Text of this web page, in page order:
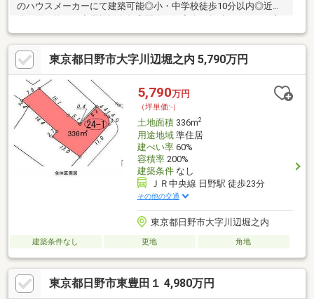
のハウスメーカーにて建築可能◎小・中学校徒歩10分以内◎近
は、まずは一度お気軽にお問い合わせ下さい♪信頼と実績！お問い
合わせは⇒【日野市専門店 株式会社ダブルオレンジ】TEL０４
２－５０６－２３４５ までお気軽にどうぞ。不動産に熟知した
スタッフが、住宅ローンから物件詳細・周辺環境など何でもご対
応させていただきます。
東京都日野市大字川辺堀之内 5,790万円
5,790万円
（坪単価:-）
土地面積336m2
用途地域準住居
建ぺい率60%
容積率200%
建築条件なし
ＪＲ中央線 日野駅 徒歩23分
その他の交通
東京都日野市大字川辺堀之内
建築条件なし 更地 角地
東京都日野市東豊田１ 4,980万円